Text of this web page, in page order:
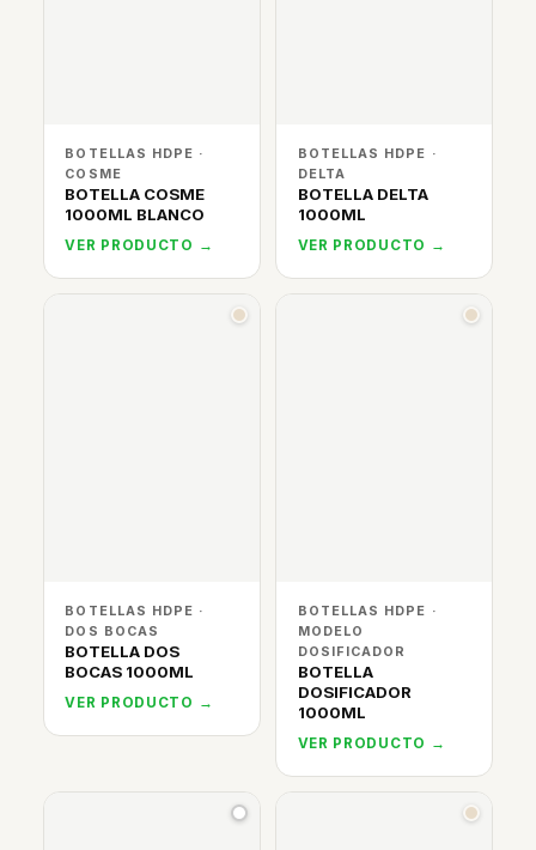
BOTELLAS HDPE ·
COSME
BOTELLA COSME
1000ML BLANCO
VER PRODUCTO →
BOTELLAS HDPE ·
DELTA
BOTELLA DELTA
1000ML
VER PRODUCTO →
BOTELLAS HDPE ·
DOS BOCAS
BOTELLA DOS
BOCAS 1000ML
VER PRODUCTO →
BOTELLAS HDPE ·
MODELO
DOSIFICADOR
BOTELLA
DOSIFICADOR
1000ML
VER PRODUCTO →